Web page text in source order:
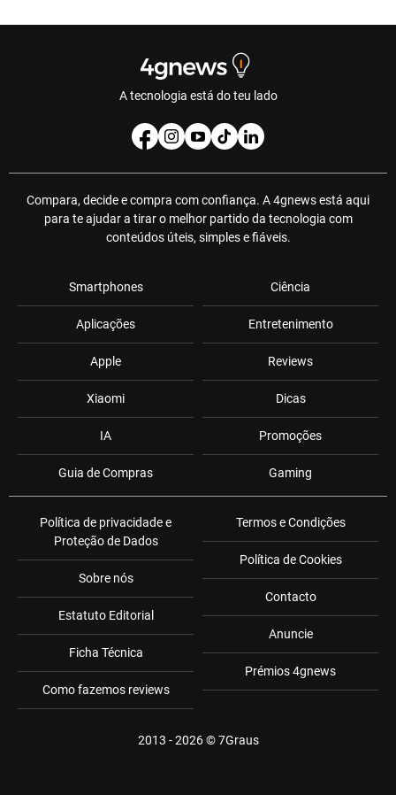
A tecnologia está do teu lado
Compara, decide e compra com confiança. A 4gnews está aqui
para te ajudar a tirar o melhor partido da tecnologia com
conteúdos úteis, simples e fiáveis.
Smartphones
Aplicações
Apple
Xiaomi
IA
Guia de Compras
Ciência
Entretenimento
Reviews
Dicas
Promoções
Gaming
Política de privacidade e
Proteção de Dados
Sobre nós
Estatuto Editorial
Ficha Técnica
Como fazemos reviews
Termos e Condições
Política de Cookies
Contacto
Anuncie
Prémios 4gnews
2013 - 2026 ©7Graus